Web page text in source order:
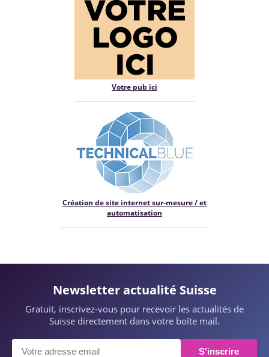
Votre pub ici
Création de site internet sur-mesure / et
automatisation
Newsletter actualité Suisse
Gratuit, inscrivez-vous pour recevoir les actualités de
Suisse directement dans votre boîte mail.
S'inscrire